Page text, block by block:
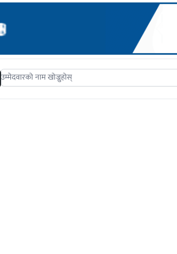
Search candidates